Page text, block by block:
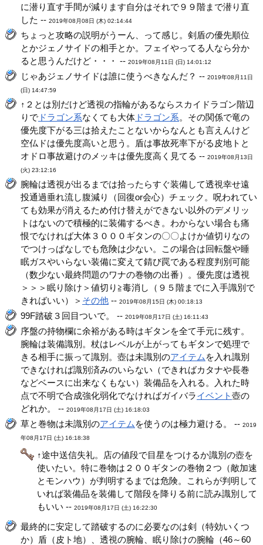
に潜り直す手間が減ります自分はそれで９９階まで潜り直
した --2019年08月08日 (木) 02:14:44
ちょっと攻略の説明がうーん、って感じ。剣盾の優先順位
とかジェノサイドの相手とか。フェイやってる人なら分か
ると思うんだけど・・・ --2019年08月11日 (日) 14:01:12
じゃあジェノサイドは誰に使うべきなんだ？ --2019年08月11日
(日) 14:47:59
↑２とは別だけど透視の指輪があるならスカイドラゴン階辺
りで ドラゴン系なくても大体 ドラゴン系。その関係で竜の
優先度下がる三は拾えたことないからなんとも言えんけど
空仏ドは優先度高いと思う。盾は事故死率下がる皮地トと
オドロ事故避けのメッキは優先度高く見てる --2019年08月13日
(火) 23:12:16
腕輪は透視が出るまでは拾ったらすぐ装備して透視幸せ遠
投通過垂れ流し腹減り（回復or会心）チェック。呪われてい
ても効果が消えるため付け替えができない以外のデメリッ
トはないので積極的に装備するべき。わからない場合も痛
恨でなければ大体３０００ギタンの〇〇よけか値切りなの
でつけっぱなしでも危険は少ない。この場合は回転盤や睡
眠ガスやいらない装備に変えて錆び罠である程度判別可能
（数少ない最終問題のワナの巻物の出番）。優先度は透視
＞＞＞眠り除け＞値切り≧毒消し（９５階までに入手識別で
きればいい）＞ その他 --2019年08月15日 (木) 00:18:13
99F踏破３回目ついで。 --2019年08月17日 (土) 16:11:43
序盤の持物欄に余裕がある時はギタンを全て手元に残す。
腕輪は装備識別。杖はレベルが上がってもギタンで処理で
きる相手に振って識別。壺は未識別のアイテム を入れ識別
できなければ識別済みのいらない（できればカタナや長巻
などベースに出来なくもない）装備品を入れる。入れた時
点で不明で合成強化弱化でなければガイバライベント壺の
どれか。 --2019年08月17日 (土) 16:18:03
草と巻物は未識別のアイテム を使うのは極力避ける。 --2019
年08月17日 (土) 16:18:38
↑途中送信失礼。店の値段で目星をつけるか識別の壺を
使いたい。特に巻物は２００ギタンの巻物２つ（敵加速
とモンハウ）が判明するまでは危険。これらが判明して
いれば装備品を装備して階段を降りる前に読み識別して
もいい --2019年08月17日 (土) 16:22:30
最終的に安定して踏破するのに必要なのは剣（特効いくつ
か）盾（皮ト地）、透視の腕輪、眠り除けの腕輪（46～60